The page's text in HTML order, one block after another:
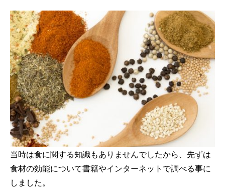
当時は食に関する知識もありませんでしたから、先ずは
食材の効能について書籍やインターネットで調べる事に
しました。